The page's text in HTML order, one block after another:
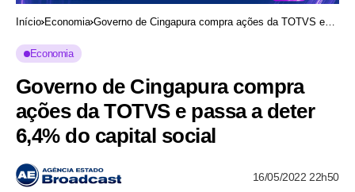
Início Economia Governo de Cingapura compra ações da TOTVS e
Economia
Governo de Cingapura compra
ações da TOTVS e passa a deter
6,4% do capital social
16/05/2022 22h50